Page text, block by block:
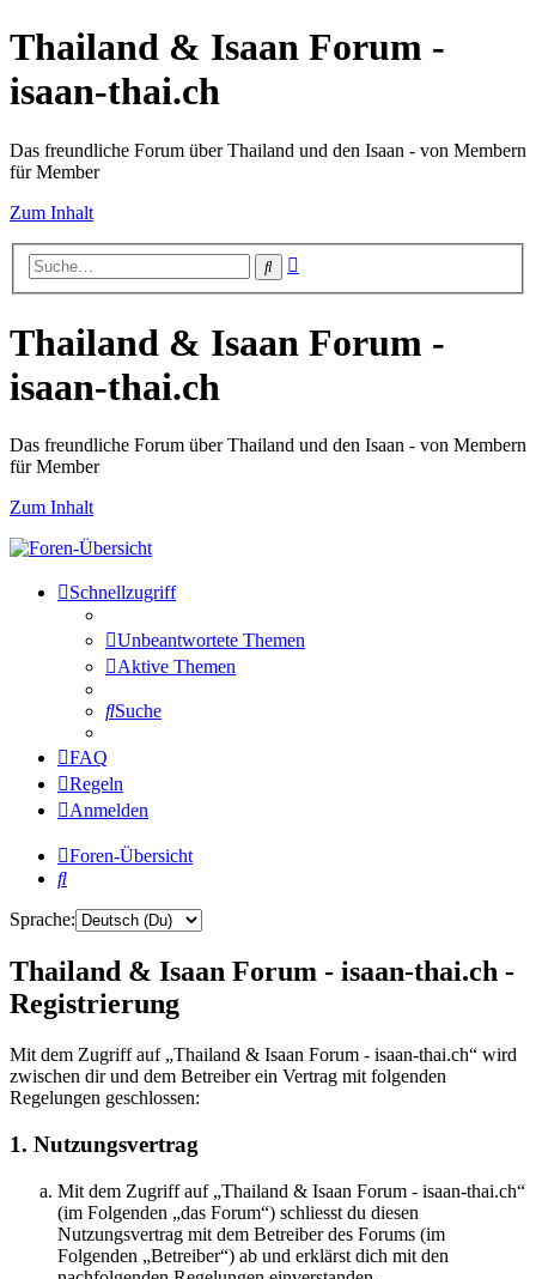
Thailand & Isaan Forum -
isaan-thai.ch
Das freundliche Forum über Thailand und den Isaan - von Membern
für Member
Zum Inhalt
Suche
Thailand & Isaan Forum -
isaan-thai.ch
Das freundliche Forum über Thailand und den Isaan - von Membern
für Member
Zum Inhalt
Schnellzugriff
Unbeantwortete Themen
Aktive Themen
Suche
FAQ
Regeln
Anmelden
Foren-Übersicht
Suche
Sprache:
Thailand & Isaan Forum - isaan-thai.ch -
Registrierung
Mit dem Zugriff auf „Thailand & Isaan Forum - isaan-thai.ch“ wird
zwischen dir und dem Betreiber ein Vertrag mit folgenden
Regelungen geschlossen:
1. Nutzungsvertrag
Mit dem Zugriff auf „Thailand & Isaan Forum - isaan-thai.ch“
(im Folgenden „das Forum“) schliesst du diesen
Nutzungsvertrag mit dem Betreiber des Forums (im
Folgenden „Betreiber“) ab und erklärst dich mit den